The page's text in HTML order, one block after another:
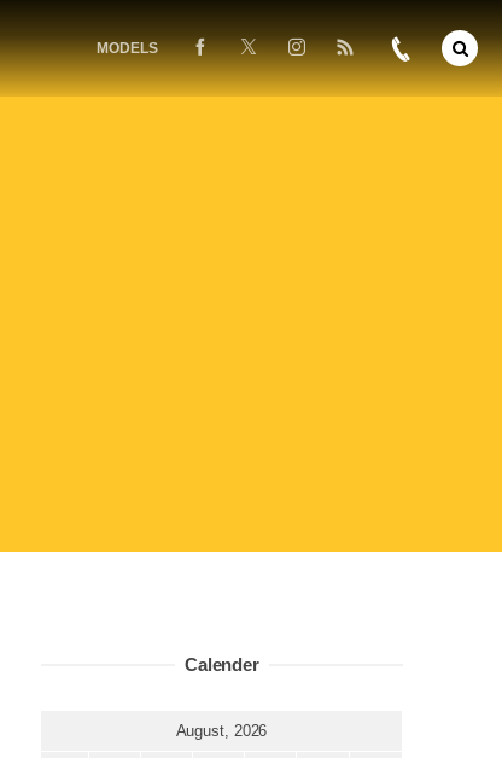
MODELS
Calender
August, 2026